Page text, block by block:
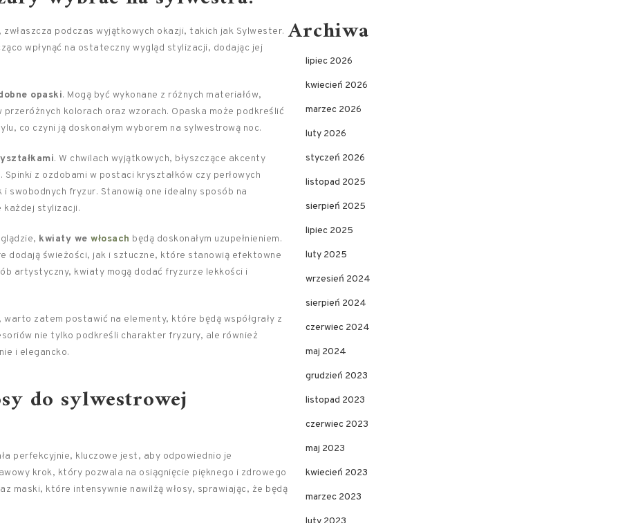
podczas wyjątkowych okazji, takich jak Sylwester.
wpłynąć na ostateczny wygląd stylizacji, dodając jej
opaski. Mogą być wykonane z różnych materiałów,
kolorach oraz wzorach. Opaska może podkreślić
co czyni ją doskonałym wyborem na sylwestrową noc.
. W chwilach wyjątkowych, błyszczące akcenty
z ozdobami w postaci kryształków czy perłowych
swobodnych fryzur. Stanowią one idealny sposób na
każdej stylizacji.
kwiaty we włosach będą doskonałym uzupełnieniem.
dodają świeżości, jak i sztuczne, które stanowią efektowne
artystyczny, kwiaty mogą dodać fryzurze lekkości i
zatem postawić na elementy, które będą współgrały z
nie tylko podkreśli charakter fryzury, ale również
i elegancko.
do sylwestrowej
perfekcyjnie, kluczowe jest, aby odpowiednio je
krok, który pozwala na osiągnięcie pięknego i zdrowego
maski, które intensywnie nawilżą włosy, sprawiając, że będą
Archiwa
lipiec 2026
kwiecień 2026
marzec 2026
luty 2026
styczeń 2026
listopad 2025
sierpień 2025
lipiec 2025
luty 2025
wrzesień 2024
sierpień 2024
czerwiec 2024
maj 2024
grudzień 2023
listopad 2023
czerwiec 2023
maj 2023
kwiecień 2023
marzec 2023